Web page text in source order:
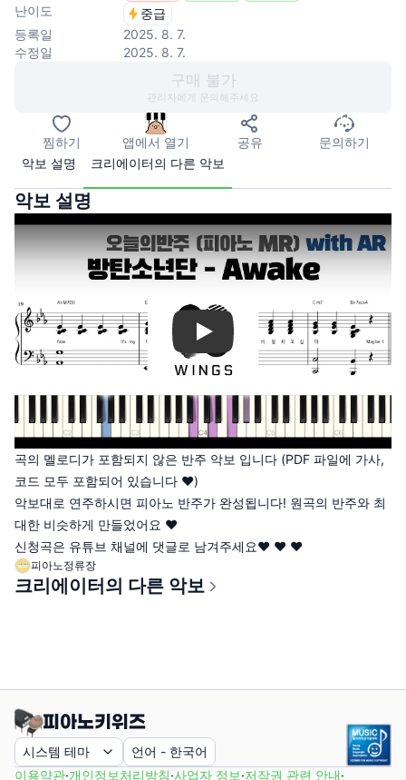
난이도
중급
등록일
2025. 8. 7.
수정일
2025. 8. 7.
구매 불가
관리자에게 문의해주세요
찜하기 앱에서 열기 공유
문의하기
악보 설명
크리에이터의 다른 악보
악보 설명
Play
곡의 멜로디가 포함되지 않은 반주 악보 입니다 (PDF 파일에 가사,
코드 모두 포함되어 있습니다 ♥)
악보대로 연주하시면 피아노 반주가 완성됩니다! 원곡의 반주와 최
대한 비슷하게 만들었어요 ♥
신청곡은 유튜브 채널에 댓글로 남겨주세요♥ ♥ ♥
피아노정류장
크리에이터의 다른 악보
시스템 테마 언어 - 한국어
이용약관·개인정보처리방침·사업자 정보·저작권 관련 안내·